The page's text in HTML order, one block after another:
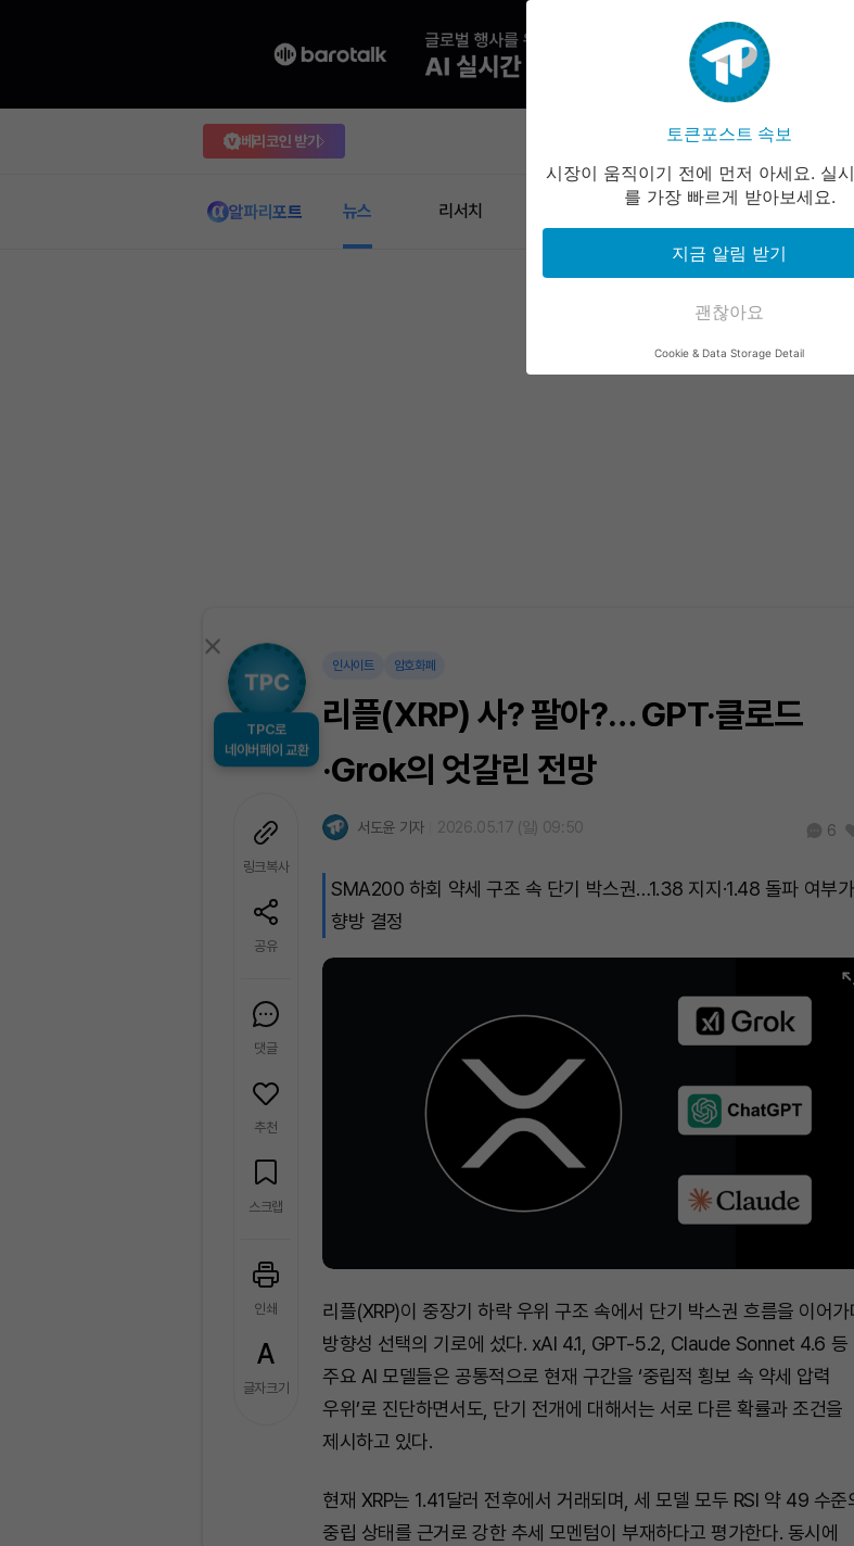
베리코인 받기
알파리포트 뉴스 리서치 라운지 커뮤니티
TPC로
네이버페이 교환
링크복사
공유
댓글
추천
스크랩
인쇄
글자크기
인사이트 암호화폐
리플(XRP) 사? 팔아?… GPT·클로드
·Grok의 엇갈린 전망
서도윤 기자 2026.05.17 (일) 09:50 6
SMA200 하회 약세 구조 속 단기 박스권…1.38 지지·1.48 돌파 여부가
향방 결정
리플(XRP)이 중장기 하락 우위 구조 속에서 단기 박스권 흐름을 이어가
방향성 선택의 기로에 섰다. xAI 4.1, GPT-5.2, Claude Sonnet 4.6 등
주요 AI 모델들은 공통적으로 현재 구간을 ‘중립적 횡보 속 약세 압력
우위’로 진단하면서도, 단기 전개에 대해서는 서로 다른 확률과 조건을
제시하고 있다.
현재 XRP는 1.41달러 전후에서 거래되며, 세 모델 모두 RSI 약 49 수준
중립 상태를 근거로 강한 추세 모멘텀이 부재하다고 평가한다. 동시에
토큰포스트 속보
시장이 움직이기 전에 먼저 아세요. 실
를 가장 빠르게 받아보세요.
지금 알림 받기
괜찮아요
Cookie & Data Storage Detail